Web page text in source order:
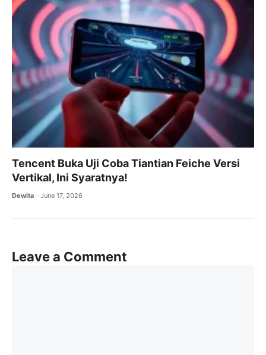
Tencent Buka Uji Coba Tiantian Feiche Versi
Vertikal, Ini Syaratnya!
Dewita June 17, 2026
Leave a Comment